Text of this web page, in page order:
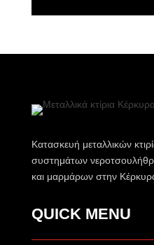
Κατασκευή μεταλλικών
συστημάτων
και μαρμάρων στην
QUICK MENU